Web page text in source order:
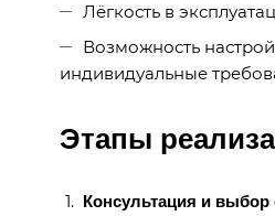
Лёгкость в
Возможность
индивидуальные
Этапы
Консультация и